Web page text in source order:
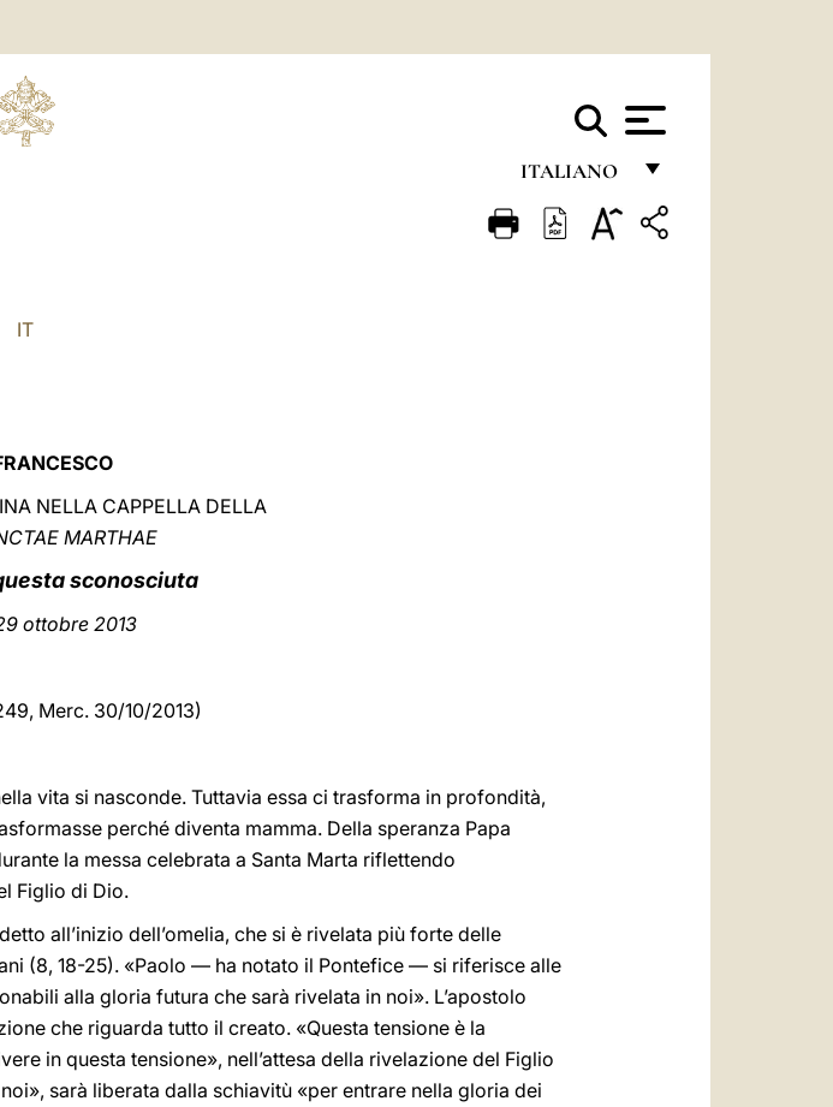
ITALIANO
FRANÇAIS
IT
NELLA CAPPELLA DELLA
MARTHAE
sconosciuta
ottobre 2013
Merc. 30/10/2013)
vita si nasconde. Tuttavia essa ci trasforma in profondità,
perché diventa mamma. Della speranza Papa
la messa celebrata a Santa Marta riflettendo
Figlio di Dio.
all’inizio dell’omelia, che si è rivelata più forte delle
(8, 18-25). «Paolo — ha notato il Pontefice — si riferisce alle
alla gloria futura che sarà rivelata in noi». L’apostolo
che riguarda tutto il creato. «Questa tensione è la
in questa tensione», nell’attesa della rivelazione del Figlio
sarà liberata dalla schiavitù «per entrare nella gloria dei